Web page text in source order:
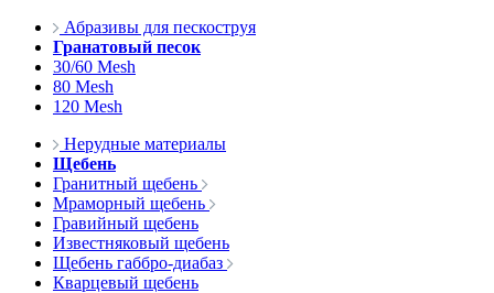
Абразивы для пескоструя
Гранатовый песок
30/60 Mesh
80 Mesh
120 Mesh
Нерудные материалы
Щебень
Гранитный щебень
Мраморный щебень
Гравийный щебень
Известняковый щебень
Щебень габбро-диабаз
Кварцевый щебень